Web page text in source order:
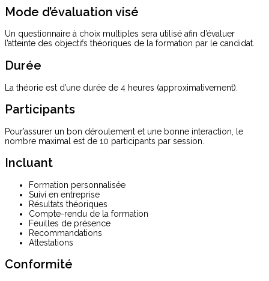
Mode d’évaluation visé
Un questionnaire à choix multiples sera utilisé afin d’évaluer
l’atteinte des objectifs théoriques de la formation par le candidat.
Durée
La théorie est d’une durée de 4 heures (approximativement).
Participants
Pour’assurer un bon déroulement et une bonne interaction, le
nombre maximal est de 10 participants par session.
Incluant
Formation personnalisée
Suivi en entreprise
Résultats théoriques
Compte-rendu de la formation
Feuilles de présence
Recommandations
Attestations
Conformité